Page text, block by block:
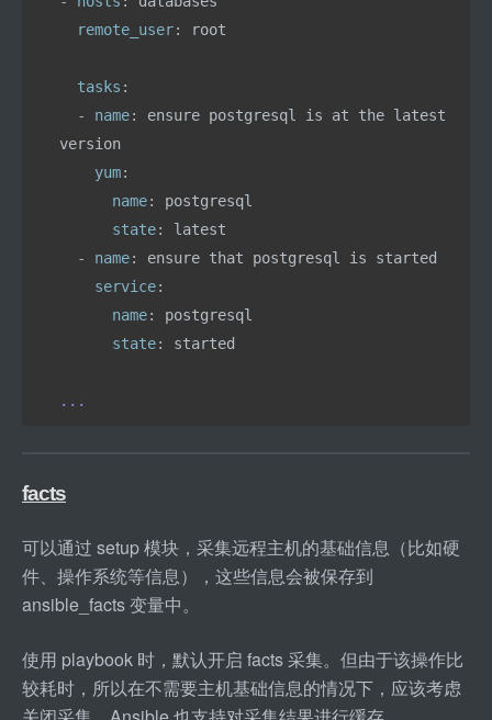
  remote_user
: root
  tasks
:
  -
name: ensure postgresql is at the latest
version
yum:
name: postgresql
state: latest
  -
name: ensure that postgresql is started
service:
name: postgresql
state: started
...
facts
可以通过 setup 模块，采集远程主机的基础信息（比如硬
件、操作系统等信息），这些信息会被保存到
ansible facts 变量中。
使用 playbook 时，默认开启 facts 采集。但由于该操作比
较耗时，所以在不需要主机基础信息的情况下，应该考虑